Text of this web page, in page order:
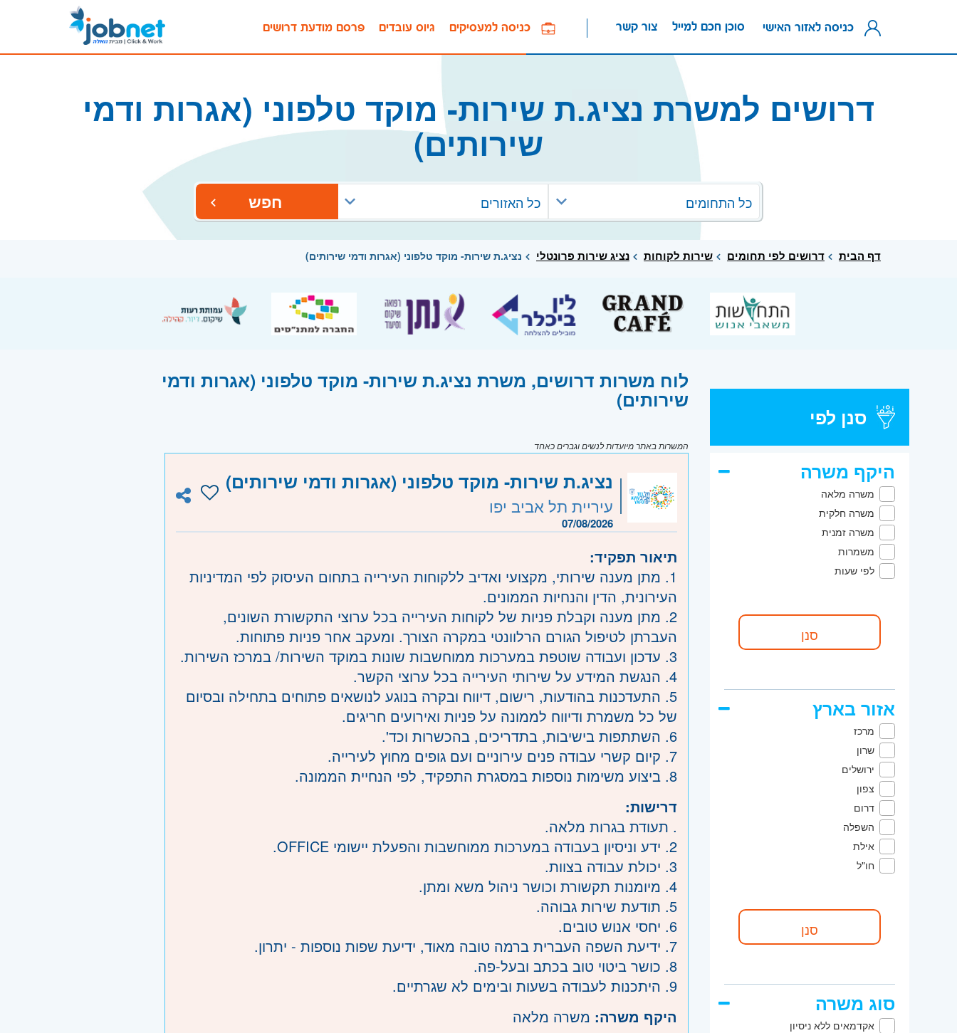
פרסם מודעת דרושים גיוס עובדים כניסה למעסיקים צור קשר סוכן חכם למייל כניסה לאזור האישי
דרושים למשרת נציג.ת שירות- מוקד טלפוני (אגרות ודמי
שירותים)
כל התחומים כל האזורים חפש
דף הבית דרושים לפי תחומים שירות לקוחות נציג שירות פרונטלי נציג.ת שירות- מוקד טלפוני (אגרות ודמי שירותים)
סנן לפי
היקף משרה
משרה מלאה
משרה חלקית
משרה זמנית
משמרות
לפי שעות
אזור בארץ
מרכז
שרון
ירושלים
צפון
דרום
השפלה
אילת
חו"ל
סוג משרה
אקדמאים ללא ניסיון
לוח משרות דרושים, משרת נציג.ת שירות- מוקד טלפוני (אגרות ודמי
שירותים)
המשרות באתר מיועדות לנשים וגברים כאחד
נציג.ת שירות- מוקד טלפוני (אגרות ודמי שירותים)
עיריית תל אביב יפו
07/08/2026
תיאור תפקיד:
1. מתן מענה שירותי, מקצועי ואדיב ללקוחות העירייה בתחום העיסוק לפי המדיניות
העירונית, הדין והנחיות הממונים.
2. מתן מענה וקבלת פניות של לקוחות העירייה בכל ערוצי התקשורת השונים,
העברתן לטיפול הגורם הרלוונטי במקרה הצורך. ומעקב אחר פניות פתוחות.
3. עדכון ועבודה שוטפת במערכות ממוחשבות שונות במוקד השירות/ במרכז השירות.
4. הנגשת המידע על שירותי העירייה בכל ערוצי הקשר.
5. התעדכנות בהודעות, רישום, דיווח ובקרה בנוגע לנושאים פתוחים בתחילה ובסיום
של כל משמרת ודיווח לממונה על פניות ואירועים חריגים.
6. השתתפות בישיבות, בתדריכים, בהכשרות וכד'.
7. קיום קשרי עבודה פנים עירוניים ועם גופים מחוץ לעירייה.
8. ביצוע משימות נוספות במסגרת התפקיד, לפי הנחיית הממונה.
דרישות:
. תעודת בגרות מלאה.
2. ידע וניסיון בעבודה במערכות ממוחשבות והפעלת יישומי OFFICE.
3. יכולת עבודה בצוות.
4. מיומנות תקשורת וכושר ניהול משא ומתן.
5. תודעת שירות גבוהה.
6. יחסי אנוש טובים.
7. ידיעת השפה העברית ברמה טובה מאוד, ידיעת שפות נוספות - יתרון.
8. כושר ביטוי טוב בכתב ובעל-פה.
9. היתכנות לעבודה בשעות ובימים לא שגרתיים.
היקף משרה: משרה מלאה